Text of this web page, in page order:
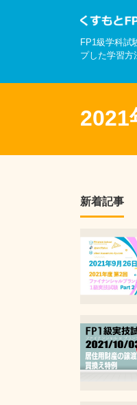
FP1級学科試
プした学習方
2021
新着記事